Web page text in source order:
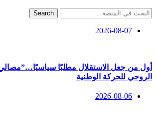
Search
2026-08-07
أول من جعل الاستقلال مطلبًا سياسيًا…”مصالي
الروحي للحركة الوطنية
2026-08-06